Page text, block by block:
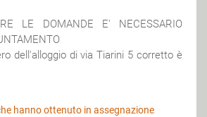
LE DOMANDE E' NECESSARIO
dell'alloggio di via Tiarini 5 corretto è
hanno ottenuto in assegnazione